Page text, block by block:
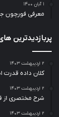
۱ آبان ۱۴۰۰
معرفی فورچون جهانی ۵۰۰ و رتبه بندی ۵۰۰
پربازدیدترین
۲ اردیبهشت ۱۴۰۳
کلان داده قدرت
۲ اردیبهشت ۱۴۰۳
شرح مختصری از
۲ اردیبهشت ۱۴۰۳